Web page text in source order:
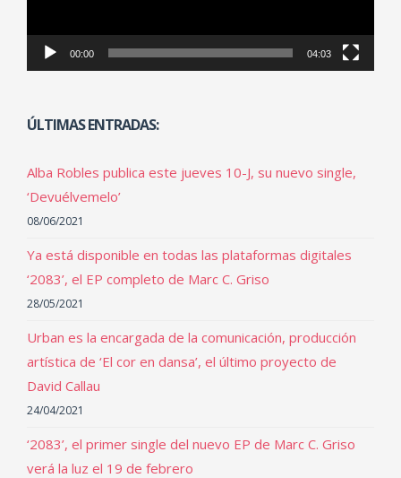
00:00 04:03
ÚLTIMAS ENTRADAS:
Alba Robles publica este jueves 10-J, su nuevo single,
‘Devuélvemelo’
08/06/2021
Ya está disponible en todas las plataformas digitales
‘2083’, el EP completo de Marc C. Griso
28/05/2021
Urban es la encargada de la comunicación, producción
artística de ‘El cor en dansa’, el último proyecto de
David Callau
24/04/2021
‘2083’, el primer single del nuevo EP de Marc C. Griso
verá la luz el 19 de febrero